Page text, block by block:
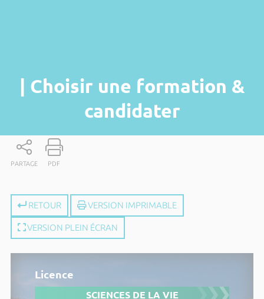
| Choisir une formation &
candidater
PARTAGE PDF
RETOUR VERSION IMPRIMABLE
VERSION PLEIN ÉCRAN
Licence
SCIENCES DE LA VIE